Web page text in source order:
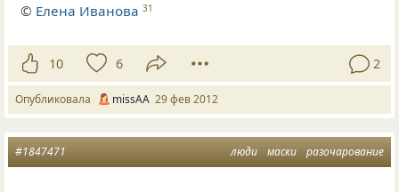
© Елена Иванова 31
10 6 2
Опубликовала missAA 29 фев 2012
люди маски разочарование
#1847471